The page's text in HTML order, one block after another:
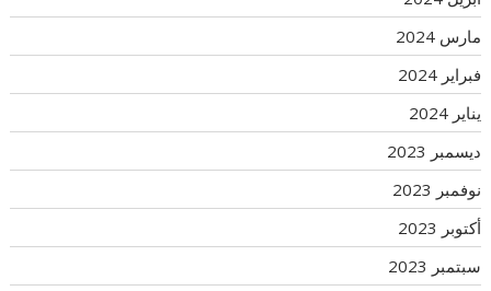
مارس 2024
فبراير 2024
يناير 2024
ديسمبر 2023
نوفمبر 2023
أكتوبر 2023
سبتمبر 2023